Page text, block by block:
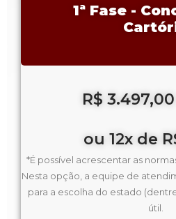
1ª Fase -
R$
ou 12x de
*É possível acrescentar as
Nesta opção, a equipe de
para a escolha do estado
útil.